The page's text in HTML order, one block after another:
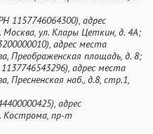
адрес
ул. Клары Цеткин, д. 4А;
адрес места
Преображенская площадь, д. 8;
адрес места
Пресненская наб., д.8, стр.1,
адрес
Кострома, пр-т